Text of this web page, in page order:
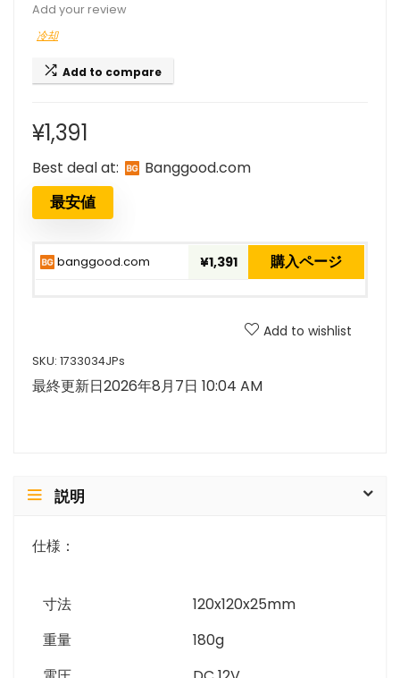
Add your review
冷却
Add to compare
¥1,391
Best deal at: banggood.com
最安値
banggood.com ¥1,391 購入ページ
Add to wishlist
SKU: 1733034JPs
最終更新日2026年8月7日 10:04 AM
説明
仕様：
寸法
120x120x25mm
重量
180g